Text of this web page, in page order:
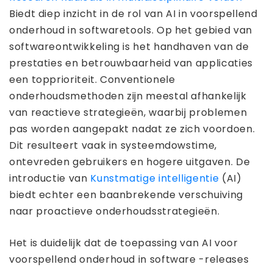
Biedt diep inzicht in de rol van AI in voorspellend
onderhoud in softwaretools. Op het gebied van
softwareontwikkeling is het handhaven van de
prestaties en betrouwbaarheid van applicaties
een topprioriteit. Conventionele
onderhoudsmethoden zijn meestal afhankelijk
van reactieve strategieën, waarbij problemen
pas worden aangepakt nadat ze zich voordoen.
Dit resulteert vaak in systeemdowstime,
ontevreden gebruikers en hogere uitgaven. De
introductie van Kunstmatige intelligentie (AI)
biedt echter een baanbrekende verschuiving
naar proactieve onderhoudsstrategieën.
Het is duidelijk dat de toepassing van AI voor
voorspellend onderhoud in software -releases